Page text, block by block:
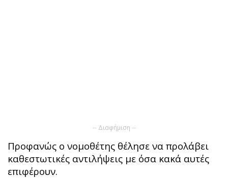
-- Διαφήμιση --
Προφανώς ο νομοθέτης θέλησε να προλάβει
καθεστωτικές αντιλήψεις με όσα κακά αυτές
επιφέρουν.